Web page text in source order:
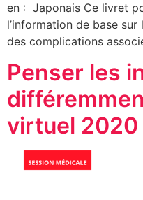
en : Japonais Ce livret
l’information de base
des complications
Penser les
virtuel 2020